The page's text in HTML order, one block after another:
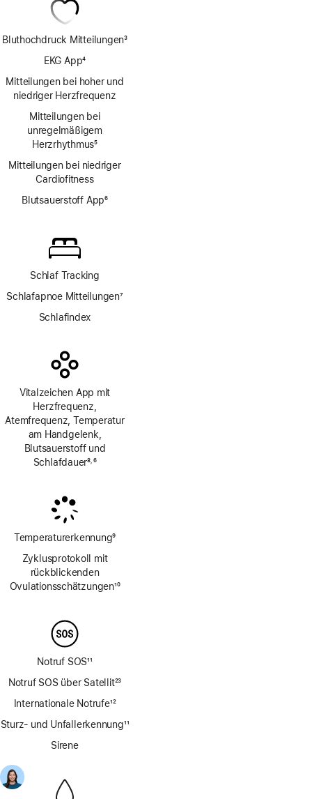
Bluthochdruck Mitteilungen3
EKG App
Fußnote
4
Mitteilungen bei hoher und
niedriger Herzfrequenz
Mitteilungen bei
unregelmäßigem
Herzrhythmus
Fußnote
5
Mitteilungen bei niedriger
Cardio­fitness
Blutsauerstoff App6
Schlaf Tracking
Schlafapnoe Mitteilungen
Fußnote
7
Schlafindex
Vitalzeichen App mit
Herzfrequenz,
Atemfrequenz, Temperatur
am Handgelenk,
Blutsauerstoff und
Schlafdauer8, 6
Temperaturerkennung
Fußnote
9
Zyklusprotokoll mit
rückblickenden
Ovulations­schätzungen10
Notruf SOS
Fußnote
11
Notruf SOS über Satellit
Fußnote
23
Internationale Notrufe
Fußnote
12
Sturz- und Unfallerkennung11
Sirene